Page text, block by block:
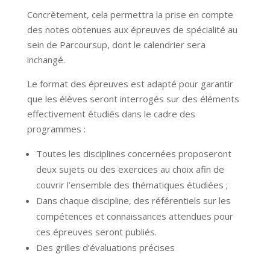
Concrètement, cela permettra la prise en compte
des notes obtenues aux épreuves de spécialité au
sein de Parcoursup, dont le calendrier sera
inchangé.
Le format des épreuves est adapté pour garantir
que les élèves seront interrogés sur des éléments
effectivement étudiés dans le cadre des
programmes :
Toutes les disciplines concernées proposeront
deux sujets ou des exercices au choix afin de
couvrir l’ensemble des thématiques étudiées ;
Dans chaque discipline, des référentiels sur les
compétences et connaissances attendues pour
ces épreuves seront publiés.
Des grilles d’évaluations précises